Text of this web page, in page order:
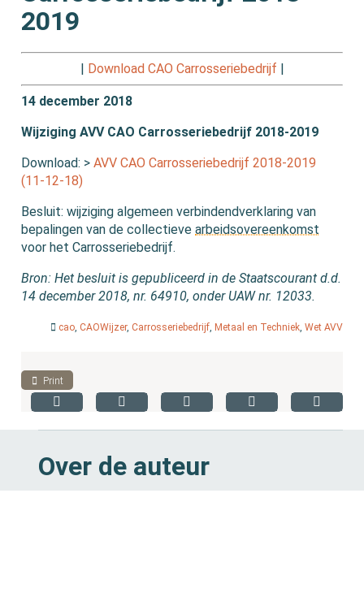
2019
| Download CAO Carrosseriebedrijf |
14 december 2018
Wijziging AVV CAO Carrosseriebedrijf 2018-2019
Download: >AVV CAO Carrosseriebedrijf 2018-2019
(11-12-18)
Besluit: wijziging algemeen verbindendverklaring van
bepalingen van de collectievearbeidsovereenkomst
voor het Carrosseriebedrijf.
Bron: Het besluit is gepubliceerd in de Staatscourant d.d.
14 december 2018, nr. 64910, onder UAW nr. 12033.
cao, CAOWijzer, Carrosseriebedrijf, Metaal en Techniek, Wet AVV
Print
Over de auteur